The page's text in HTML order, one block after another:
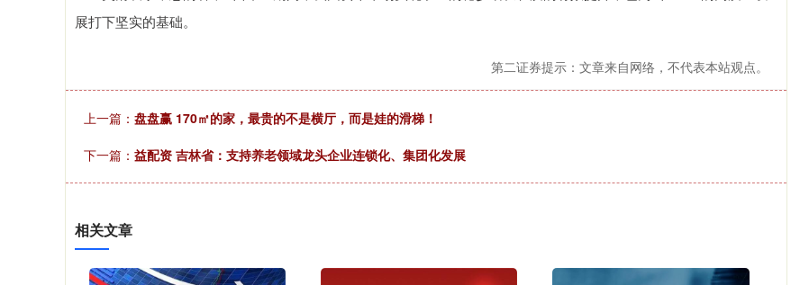
展打下坚实的基础。
第二证券提示：文章来自网络，不代表本站观点。
上一篇： 盘盘赢 170㎡的家，最贵的不是横厅，而是娃的滑梯！
下一篇： 益配资 吉林省：支持养老领域龙头企业连锁化、集团化发展
相关文章